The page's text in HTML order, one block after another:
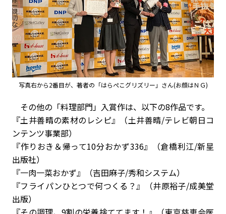
写真右から2番目が、著者の「はらぺこグリズリー」さん(お顔はＮＧ)
その他の「料理部門」入賞作は、以下の8作品です。
『土井善晴の素材のレシピ』（土井善晴/テレビ朝日コ
ンテンツ事業部）
『作りおき＆帰って10分おかず336』（倉橋利江/新星
出版社）
『一肉一菜おかず』（吉田麻子/秀和システム）
『フライパンひとつで何つくる？』（井原裕子/成美堂
出版）